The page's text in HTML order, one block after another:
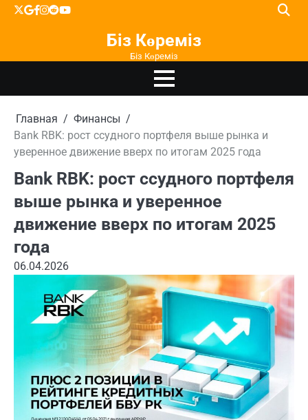
Перейти
X google
facebook
instagram
reddityoutube
Біз Көреміз
Біз Көреміз
Главная
Финансы
Bank RBK: рост ссудного портфеля выше рынка и
уверенное движение вверх по итогам 2025 года
Bank RBK: рост ссудного портфеля
выше рынка и уверенное
движение вверх по итогам 2025
года
06.04.2026